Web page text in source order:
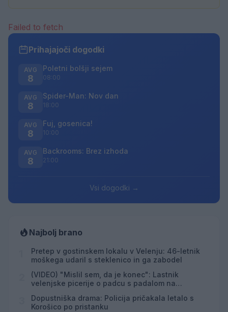
Failed to fetch
Prihajajoči dogodki
AVG
8
Poletni bolšji sejem
08:00
AVG
8
Spider-Man: Nov dan
18:00
AVG
8
Fuj, gosenica!
10:00
AVG
8
Backrooms: Brez izhoda
21:00
Vsi dogodki →
Najbolj brano
Pretep v gostinskem lokalu v Velenju: 46-letnik
moškega udaril s steklenico in ga zabodel
(VIDEO) "Mislil sem, da je konec": Lastnik
velenjske picerije o padcu s padalom na
Dopustniška drama: Policija pričakala letalo s
Korošico po pristanku